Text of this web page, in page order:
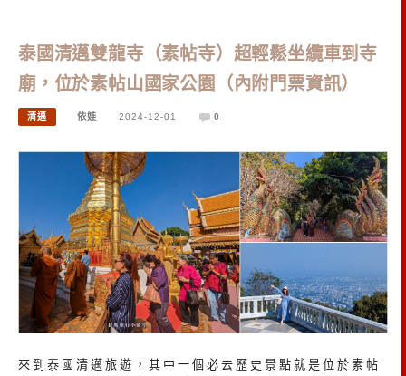
泰國清邁雙龍寺（素帖寺）超輕鬆坐纜車到寺
廟，位於素帖山國家公園（內附門票資訊）
清邁 依娃 2024-12-01 0
來到泰國清邁旅遊，其中一個必去歷史景點就是位於素帖